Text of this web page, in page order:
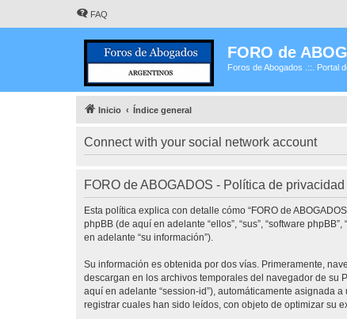
FAQ
FORO de
Foros de Abogados .::. Portal
Inicio Índice general
Connect with your social network account
FORO de ABOGADOS - Política de privacidad
Esta política explica con detalle cómo “FORO de
phpBB (de aquí en adelante “ellos”, “sus”, “software
en adelante “su información”).
Su información es obtenida por dos vías. Primeramente,
descargan en los archivos temporales del navegador de su
aquí en adelante “session-id”), automáticamente asignada
registrar cuales han sido leídos, con objeto de optimizar su